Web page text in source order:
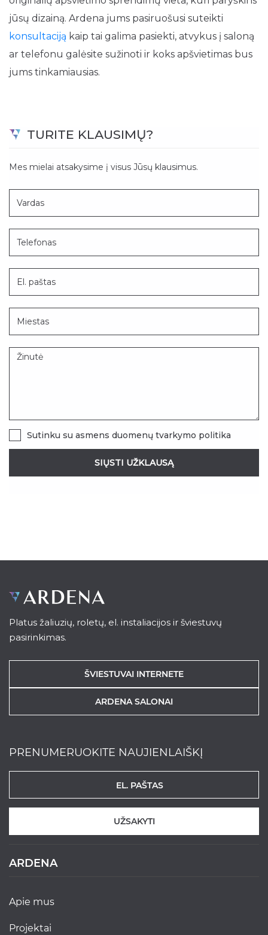
jūsų dizainą. Ardena jums pasiruošusi suteikti
konsultaciją kaip tai galima pasiekti, atvykus į saloną
ar telefonu galėsite sužinoti ir koks apšvietimas bus
jums tinkamiausias.
TURITE KLAUSIMŲ?
Mes mielai atsakysime į visus Jūsų klausimus.
Sutinku su asmens duomenų tvarkymo politika
SIŲSTI UŽKLAUSĄ
Platus žaliuzių, roletų, el. instaliacijos ir šviestuvų
pasirinkimas.
ŠVIESTUVAI INTERNETE
ARDENA SALONAI
PRENUMERUOKITE NAUJIENLAIŠKĮ
UŽSAKYTI
ARDENA
apie mus
projektai